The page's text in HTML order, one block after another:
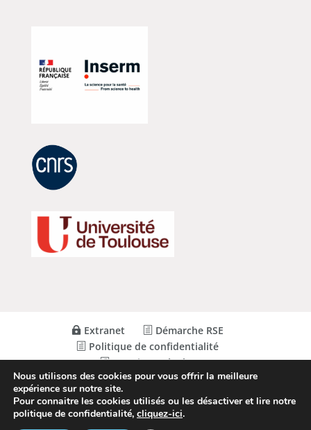
Extranet
Démarche RSE
Politique de confidentialité
Mentions Légales
© ConceptionAgence CosiWeb
Nous utilisons des cookies pour vous offrir la meilleure
expérience sur notre site.
Pour connaitre les cookies utilisés ou les désactiver et lire notre
politique de confidentialité, cliquez-ici.